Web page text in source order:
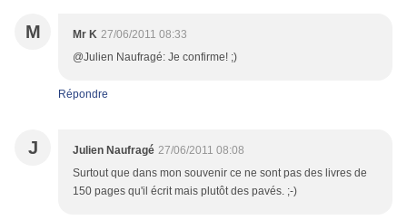
M Mr K 27/06/2011 08:33
@Julien Naufragé: Je confirme! ;)
Répondre
J Julien Naufragé 27/06/2011 08:08
Surtout que dans mon souvenir ce ne sont pas des livres de
150 pages qu'il écrit mais plutôt des pavés. ;-)